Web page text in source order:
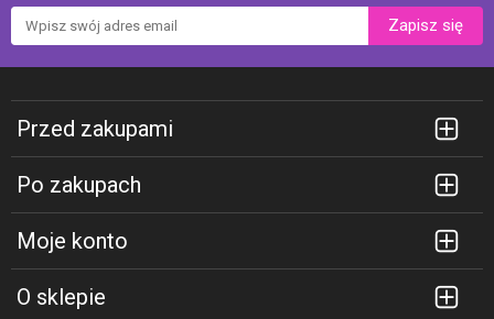
Zapisz się
Przed zakupami
Po zakupach
Moje konto
O sklepie